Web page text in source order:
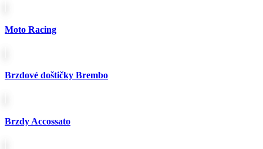
Moto Racing
Brzdové doštičky Brembo
Brzdy Accossato